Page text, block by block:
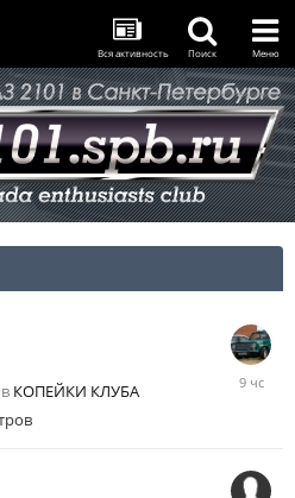
Вся активность Поиск Меню
в КОПЕЙКИ КЛУБА